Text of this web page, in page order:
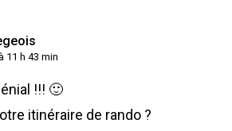
11 h 43 min
!!! 🙂
itinéraire de rando ?